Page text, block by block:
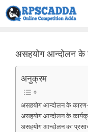
Skip
to
असहयोग आन्दोलन के
अनुक्रम
असहयोग आन्दोलन के कारण-
असहयोग आन्दोलन के
असहयोग आन्दोलन का